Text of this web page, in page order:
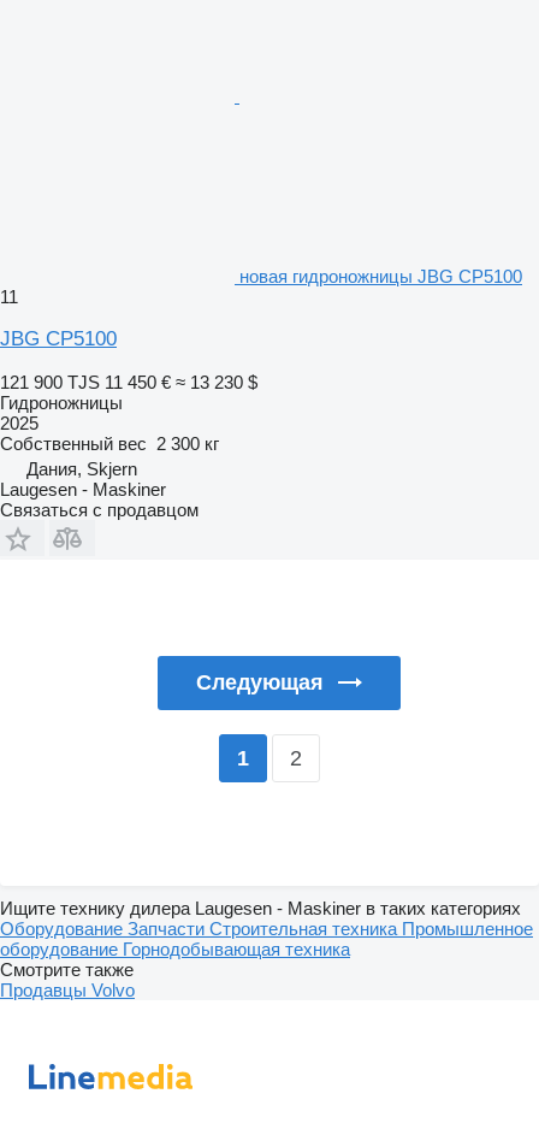
новая гидроножницы JBG CP5100
11
JBG CP5100
121 900 TJS 11 450 € ≈ 13 230 $
Гидроножницы
2025
Собственный вес 2 300 кг
Дания, Skjern
Laugesen - Maskiner
Связаться с продавцом
Следующая
1 2
Ищите технику дилера Laugesen - Maskiner в таких категориях
Оборудование Запчасти Строительная техника Промышленное
оборудование Горнодобывающая техника
Смотрите также
Продавцы Volvo